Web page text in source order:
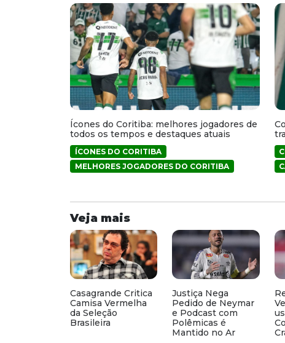
Ícones do Coritiba: melhores jogadores de
todos os tempos e destaques atuais
ÍCONES DO CORITIBA
MELHORES JOGADORES DO CORITIBA
Veja mais
Casagrande Critica
Camisa Vermelha
da Seleção
Brasileira
Justiça Nega
Pedido de Neymar
e Podcast com
Polêmicas é
Mantido no Ar